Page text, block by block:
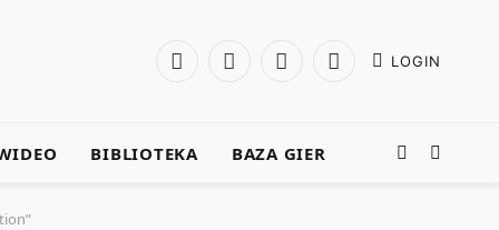
Facebook
X
InstagramYouTube
LOGIN
BIBLIOTEKA BAZA GIER